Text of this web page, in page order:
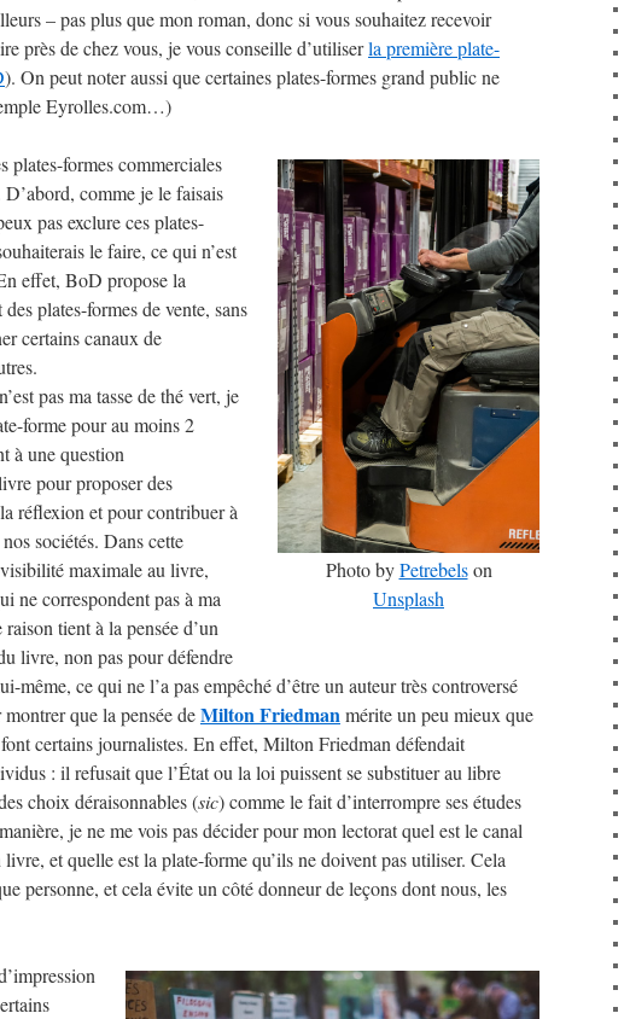
– pas plus que mon roman, donc si vous souhaitez recevoir
près de chez vous, je vous conseille d’utiliserla première plate-
). On peut noter aussi que certaines plates-formes grand public ne
Eyrolles.com…)
Photo byPetrebelson
Unsplash
plates-formes commerciales
comme je le faisais
pas exclure ces plates-
le faire, ce qui n’est
effet, BoD propose la
plates-formes de vente, sans
certains canaux de
pas ma tasse de thé vert, je
forme pour au moins 2
à une question
pour proposer des
réflexion et pour contribuer à
sociétés. Dans cette
maximale au livre,
ne correspondent pas à ma
tient à la pensée d’un
livre, non pas pour défendre
même, ce qui ne l’a pas empêché d’être un auteur très controversé
que la pensée deMilton Friedmanmérite un peu mieux que
certains journalistes. En effet, Milton Friedman défendait
: il refusait que l’État ou la loi puissent se substituer au libre
choix déraisonnables (sic) comme le fait d’interrompre ses études
je ne me vois pas décider pour mon lectorat quel est le canal
et quelle est la plate-forme qu’ils ne doivent pas utiliser. Cela
personne, et cela évite un côté donneur de leçons dont nous, les